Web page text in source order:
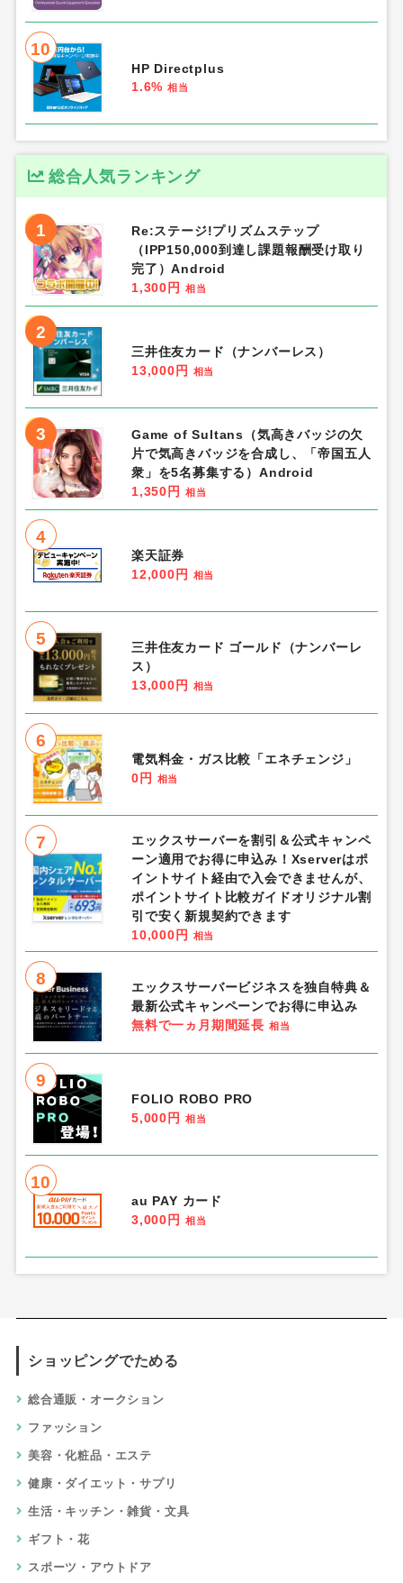
10
HP Directplus
1.6% 相当
総合人気ランキング
1
Re:ステージ!プリズムステップ
（IPP150,000到達し課題報酬受け取り
完了）Android
1,300円
相当
2
三井住友カード（ナンバーレス）
13,000円
相当
3
Game of Sultans（気高きバッジの欠
片で気高きバッジを合成し、「帝国五人
衆」を5名募集する）Android
1,350円
相当
4
楽天証券
12,000円
相当
5
三井住友カード ゴールド（ナンバーレ
ス）
13,000円
相当
6
電気料金・ガス比較「エネチェンジ」
0円
相当
7
エックスサーバーを割引＆公式キャンペ
ーン適用でお得に申込み！Xserverはポ
イントサイト経由で入会できませんが、
ポイントサイト比較ガイドオリジナル割
引で安く新規契約できます
10,000円
相当
8
エックスサーバービジネスを独自特典＆
最新公式キャンペーンでお得に申込み
無料で一ヵ月期間延長 相当
9
FOLIO ROBO PRO
5,000円
相当
10
au PAY カード
3,000円
相当
ショッピングでためる
総合通販・オークション
ファッション
美容・化粧品・エステ
健康・ダイエット・サプリ
生活・キッチン・雑貨・文具
ギフト・花
スポーツ・アウトドア